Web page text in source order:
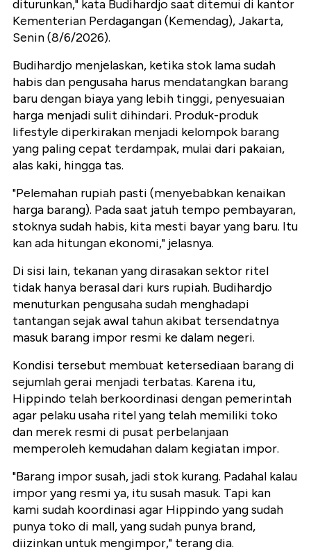
diturunkan," kata Budihardjo saat ditemui di kantor
Kementerian Perdagangan (Kemendag), Jakarta,
Senin (8/6/2026).
Budihardjo menjelaskan, ketika stok lama sudah
habis dan pengusaha harus mendatangkan barang
baru dengan biaya yang lebih tinggi, penyesuaian
harga menjadi sulit dihindari. Produk-produk
lifestyle diperkirakan menjadi kelompok barang
yang paling cepat terdampak, mulai dari pakaian,
alas kaki, hingga tas.
"Pelemahan rupiah pasti (menyebabkan kenaikan
harga barang). Pada saat jatuh tempo pembayaran,
stoknya sudah habis, kita mesti bayar yang baru. Itu
kan ada hitungan ekonomi," jelasnya.
Di sisi lain, tekanan yang dirasakan sektor ritel
tidak hanya berasal dari kurs rupiah. Budihardjo
menuturkan pengusaha sudah menghadapi
tantangan sejak awal tahun akibat tersendatnya
masuk barang impor resmi ke dalam negeri.
Kondisi tersebut membuat ketersediaan barang di
sejumlah gerai menjadi terbatas. Karena itu,
Hippindo telah berkoordinasi dengan pemerintah
agar pelaku usaha ritel yang telah memiliki toko
dan merek resmi di pusat perbelanjaan
memperoleh kemudahan dalam kegiatan impor.
"Barang impor susah, jadi stok kurang. Padahal kalau
impor yang resmi ya, itu susah masuk. Tapi kan
kami sudah koordinasi agar Hippindo yang sudah
punya toko di mall, yang sudah punya brand,
diizinkan untuk mengimpor," terang dia.